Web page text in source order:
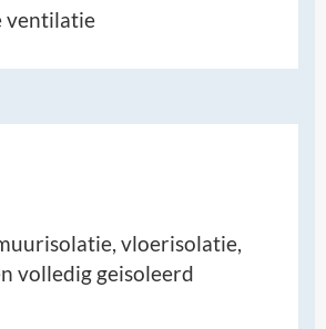
ventilatie
vloerisolatie,
volledig geisoleerd